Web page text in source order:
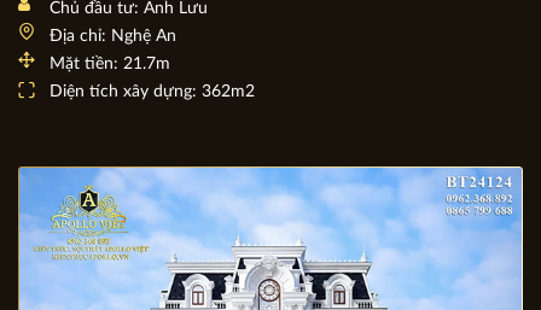
Chủ đầu tư: Anh Lưu
Địa chỉ: Nghệ An
Mặt tiền: 21.7m
Diện tích xây dựng: 362m2